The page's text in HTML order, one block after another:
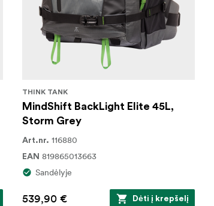
THINK TANK
MindShift BackLight Elite 45L,
Storm Grey
Art.nr. 116880
EAN 819865013663
Sandėlyje
539,90 € Dėti į krepšelį